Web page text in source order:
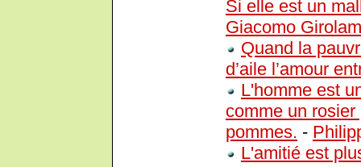
Si elle est un
Giacomo
Quand la
d’aile l’amour
L'homme est
comme un
pommes. -
L'amitié est